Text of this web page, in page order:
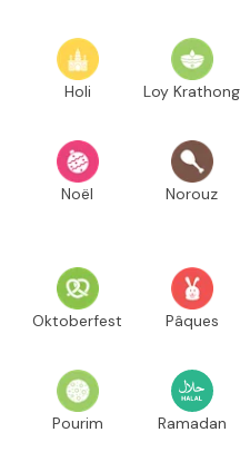
Holi Loy Krathong
Noël Norouz
Oktoberfest Pâques
Pourim Ramadan